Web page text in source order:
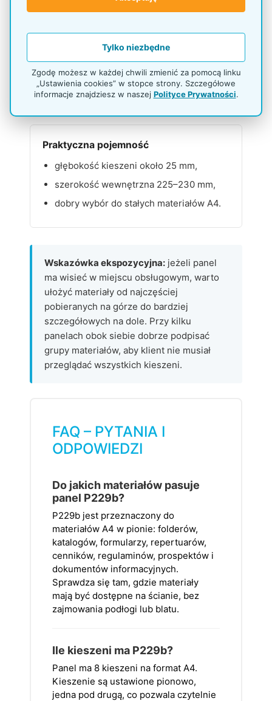
Druciana konstrukcja
mniej widocznego kurzu niż w pełnych
kieszeniach,
mniejsze ryzyko pęknięć niż przy pleksi,
lekki, uporządkowany wygląd.
Praktyczna pojemność
głębokość kieszeni około 25 mm,
szerokość wewnętrzna 225–230 mm,
dobry wybór do stałych materiałów A4.
Wskazówka ekspozycyjna: jeżeli panel
ma wisieć w miejscu obsługowym, warto
ułożyć materiały od najczęściej
pobieranych na górze do bardziej
szczegółowych na dole. Przy kilku
panelach obok siebie dobrze podpisać
grupy materiałów, aby klient nie musiał
przeglądać wszystkich kieszeni.
FAQ – PYTANIA I
ODPOWIEDZI
Do jakich materiałów pasuje
panel P229b?
P229b jest przeznaczony do
materiałów A4 w pionie: folderów,
katalogów, formularzy, repertuarów,
cenników, regulaminów, prospektów i
dokumentów informacyjnych.
Sprawdza się tam, gdzie materiały
mają być dostępne na ścianie, bez
zajmowania podłogi lub blatu.
Ile kieszeni ma P229b?
Panel ma 8 kieszeni na format A4.
Kieszenie są ustawione pionowo,
jedna pod drugą, co pozwala czytelnie
Tylko niezbędne
Zgodę możesz w każdej chwili zmienić za pomocą linku
„Ustawienia cookies” w stopce strony. Szczegółowe
informacje znajdziesz w naszej Polityce Prywatności.